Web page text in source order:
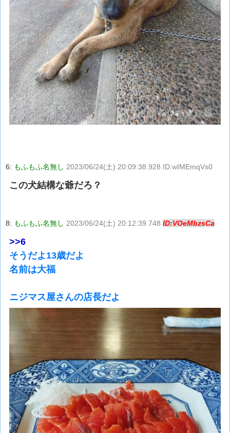
6: もふもふ名無し 2023/06/24(土) 20:09:38.928 ID:wIMEmqVs0
この犬結構な爺だろ？
8: もふもふ名無し 2023/06/24(土) 20:12:39.748 ID:VOeMbzsCa
>>6
そうだよ13歳だよ
名前は大福
ニジマス屋さんの店長だよ